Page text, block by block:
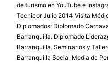
de turismo en YouTube e
Tecnicor Julio 2014 Visita
Diplomados: Diplomado
Barranquilla. Diplomado
Barranquilla. Seminarios y
Barranquilla Social Media de